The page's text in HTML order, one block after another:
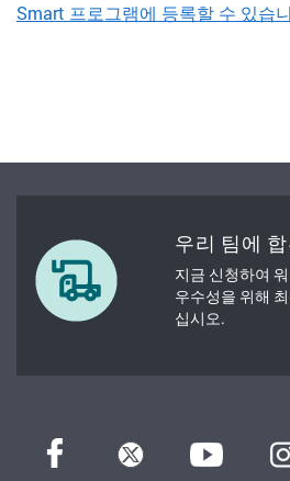
Smart 프로그램에 등록할 수 있습
우리 팀에
지금 신청하여
우수성을 위해
십시오.